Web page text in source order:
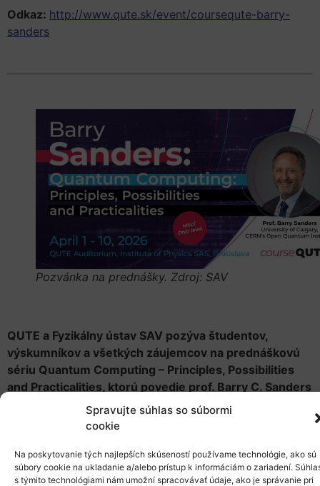
Spravujte súhlas so súbormi
cookie
Na poskytovanie tých najlepších skúseností používame technológie, ako sú
súbory cookie na ukladanie a/alebo prístup k informáciám o zariadení.
s týmito technológiami nám umožní spracovávať údaje, ako je správanie pri
Odkaz: http://www.qute.sk/event/coursequte-barry-
sanders
Pozvánka na prednášky. Zdroj: SAV
QUTE a Fyzikálny ústav SAV pozýva študentov,
výskumníkov a všetkých záujemcov na prednáškovú
sériu Quantum Computing – Principles, Possibilities
and Practicalities, ktorú povedie prof. Barry C. Sanders
(University of Calgary). Kurz predstaví základné
princípy kvantového počítania a priblíži aktuálny vývoj
Auditoriu QUTE, Fyzikálny ústav SAV na Dúbravskej
ceste 9 v Bratislave od 1. do 10. apríl 2026.